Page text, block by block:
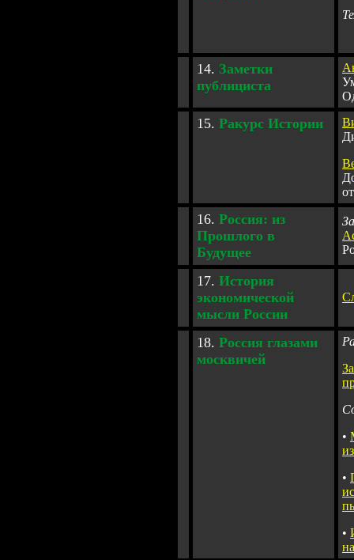
14. Заметки
публициста
15. Ракурс Истории
16. Россия: из
Прошлого в
Будущее
17. История
экономической
мысли России
18. Россия глазами
москвичей
•
•
п
•